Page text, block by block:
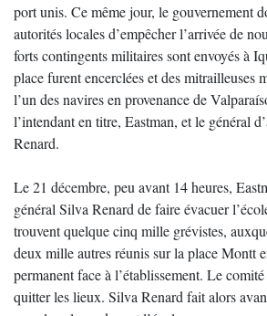
port unis. Ce même jour, le gouvernement
autorités locales d’empêcher l’arrivée de
forts contingents militaires sont envoyés à
place furent encerclées et des mitrailleuses
l’un des navires en provenance de
l’intendant en titre, Eastman, et le général
Renard.
Le 21 décembre, peu avant 14 heures,
général Silva Renard de faire évacuer
trouvent quelque cinq mille grévistes,
deux mille autres réunis sur la place Montt
permanent face à l’établissement. Le
quitter les lieux. Silva Renard fait alors